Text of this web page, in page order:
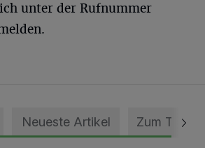
unter der Rufnummer
Neueste Artikel Zum Thema